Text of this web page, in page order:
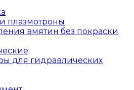
плазмотроны
вмятин без покраски
для гидравлических